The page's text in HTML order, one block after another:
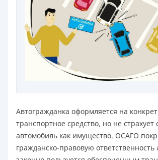
Автогражданка оформляется на
транспортное средство, но не страхует
автомобиль как имущество. ОСАГО
гражданско-правовую ответственность